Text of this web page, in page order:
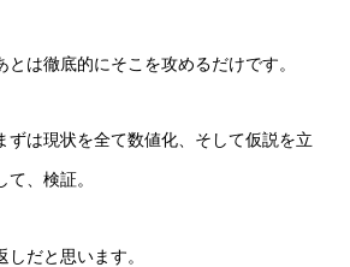
とは徹底的にそこを攻めるだけです。
ずは現状を全て数値化、そして仮説を立
、検証。
だと思います。